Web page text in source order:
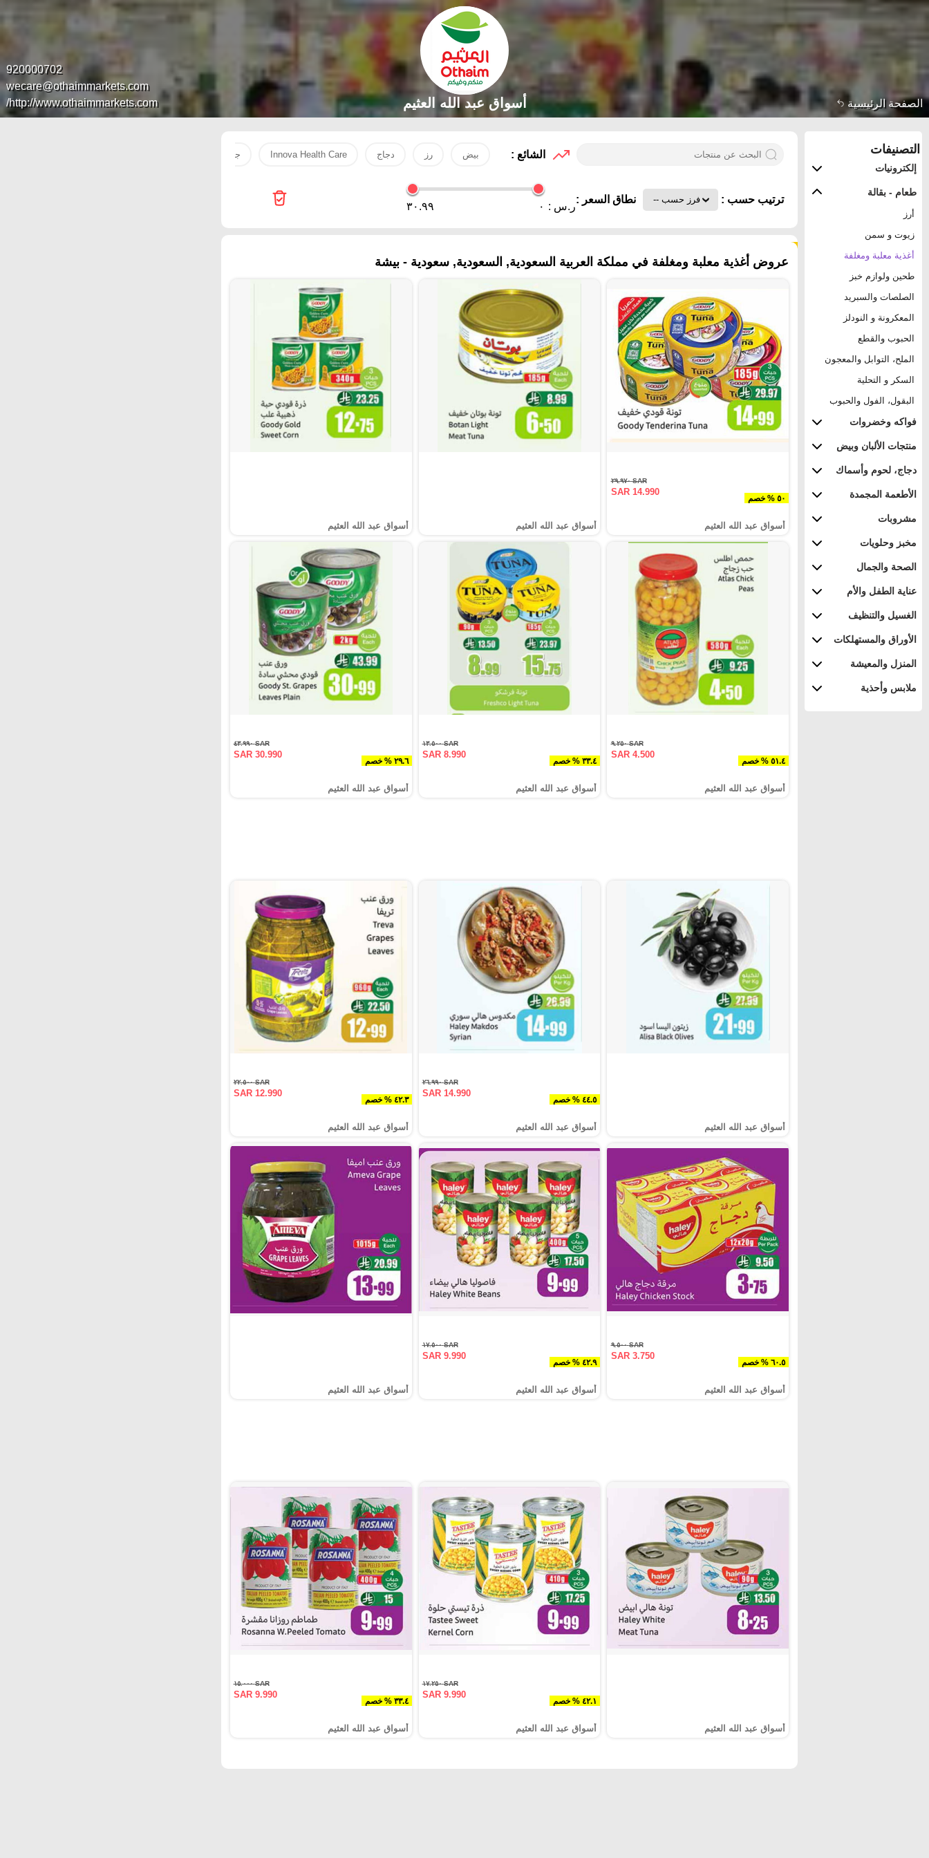
الصفحة الرئيسية
920000702
wecare@othaimmarkets.com
http://www.othaimmarkets.com/
أسواق عبد الله العثيم
التصنيفات
إلكترونيات
طعام - بقالة
أرز
زيوت و سمن
أغذية معلبة ومغلفة
طحين ولوازم خبز
الصلصات والسبريد
المعكرونة و النودلز
الحبوب والقطع
الملح، التوابل والمعجون
السكر و التحلية
البقول، الفول والحبوب
فواكه وخضروات
منتجات الألبان وبيض
دجاج، لحوم وأسماك
الأطعمة المجمدة
مشروبات
مخبز وحلويات
الصحة والجمال
عناية الطفل والأم
الغسيل والتنظيف
الأوراق والمستهلكات
المنزل والمعيشة
ملابس وأحذية
الشائع : بيض رز دجاج Innova Health Care جبنه
ترتيب حسب : نطاق السعر :
ر.س : ٠ ٣٠.٩٩
عروض أغذية معلبة ومغلفة في مملكة العربية السعودية, السعودية, سعودية - بيشة
٥٠ % خصم
SAR ٢٩.٩٧٠
SAR 14.990
أسواق عبد الله العثيم أسواق عبد الله العثيم أسواق عبد الله العثيم
٥١.٤ % خصم
SAR ٩.٢٥٠
SAR 4.500
أسواق عبد الله العثيم
٣٣.٤ % خصم
SAR ١٣.٥٠٠
SAR 8.990
أسواق عبد الله العثيم
٢٩.٦ % خصم
SAR ٤٣.٩٩٠
SAR 30.990
أسواق عبد الله العثيم
أسواق عبد الله العثيم
٤٤.٥ % خصم
SAR ٢٦.٩٩٠
SAR 14.990
أسواق عبد الله العثيم
٤٢.٣ % خصم
SAR ٢٢.٥٠٠
SAR 12.990
أسواق عبد الله العثيم
٦٠.٥ % خصم
SAR ٩.٥٠٠
SAR 3.750
أسواق عبد الله العثيم
٤٢.٩ % خصم
SAR ١٧.٥٠٠
SAR 9.990
أسواق عبد الله العثيم أسواق عبد الله العثيم
أسواق عبد الله العثيم
٤٢.١ % خصم
SAR ١٧.٢٥٠
SAR 9.990
أسواق عبد الله العثيم
٣٣.٤ % خصم
SAR ١٥.٠٠٠
SAR 9.990
أسواق عبد الله العثيم